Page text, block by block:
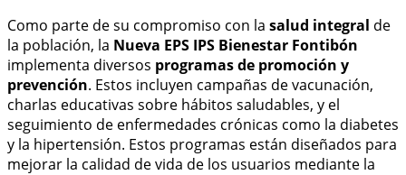
Como parte de su compromiso con la salud integral de
la población, la Nueva EPS IPS Bienestar Fontibón
implementa diversos programas de promoción y
prevención. Estos incluyen campañas de vacunación,
charlas educativas sobre hábitos saludables, y el
seguimiento de enfermedades crónicas como la diabetes
y la hipertensión. Estos programas están diseñados para
mejorar la calidad de vida de los usuarios mediante la